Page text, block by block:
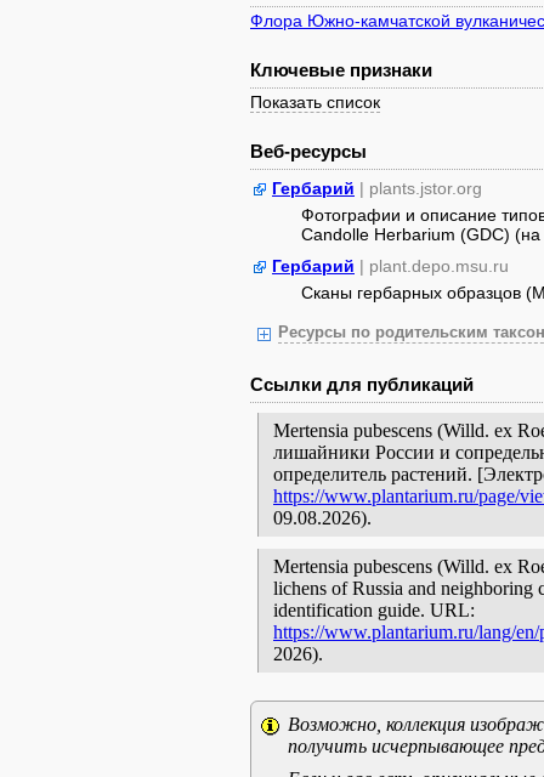
Флора Южно-камчатской
Ключевые признаки
Показать список
Веб-ресурсы
Гербарий | plants.jstor.org
Фотографии и описание
Candolle Herbarium (GDC) (на
Гербарий | plant.depo.msu.ru
Сканы гербарных образцов
Ресурсы по родительским
Ссылки для публикаций
Mertensia pubescens (Willd. ex
лишайники России и
определитель растений.
https://www.plantarium.ru/page/
09.08.2026).
Mertensia pubescens (Willd. ex
lichens of Russia and neighboring
identification guide. URL:
https://www.plantarium.ru/lang/
2026).
Возможно, коллекция
получить исчерпывающее